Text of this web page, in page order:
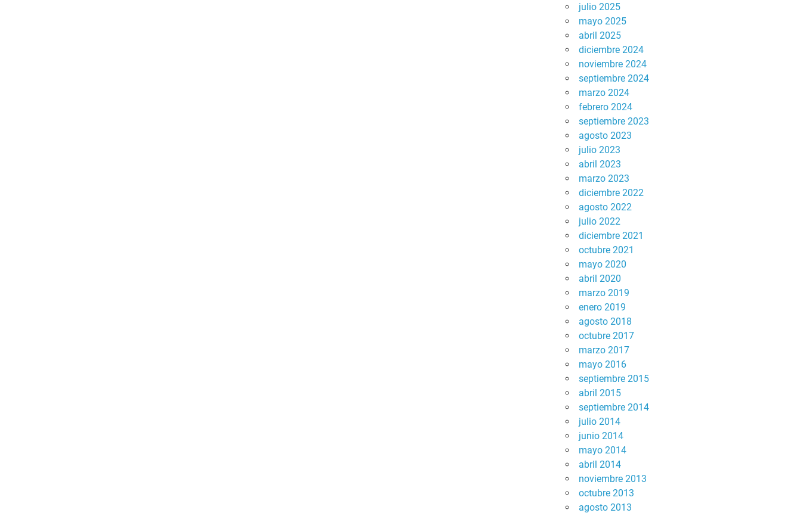
julio 2025
mayo 2025
abril 2025
diciembre 2024
noviembre 2024
septiembre 2024
marzo 2024
febrero 2024
septiembre 2023
agosto 2023
julio 2023
abril 2023
marzo 2023
diciembre 2022
agosto 2022
julio 2022
diciembre 2021
octubre 2021
mayo 2020
abril 2020
marzo 2019
enero 2019
agosto 2018
octubre 2017
marzo 2017
mayo 2016
septiembre 2015
abril 2015
septiembre 2014
julio 2014
junio 2014
mayo 2014
abril 2014
noviembre 2013
octubre 2013
agosto 2013